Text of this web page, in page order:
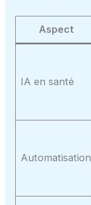
Aspect
IA en santé
Automatisation